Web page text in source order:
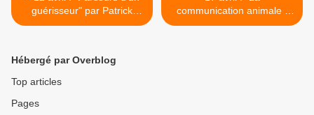
guérisseur" par Patrick
JURET
communication animale :
vivant/défunt" avec
Hébergé par Overblog
Top articles
Pages